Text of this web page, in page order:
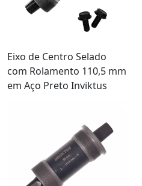
Eixo de Centro Selado
com Rolamento 110,5 mm
em Aço Preto Inviktus